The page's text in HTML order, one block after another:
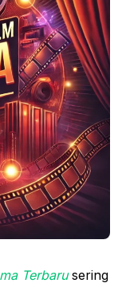
Terbarusering